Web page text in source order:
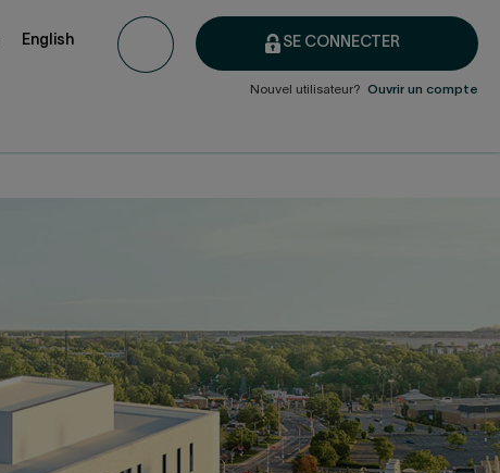
SE CONNECTER
Nouvel utilisateur? Ouvrir un compte
English